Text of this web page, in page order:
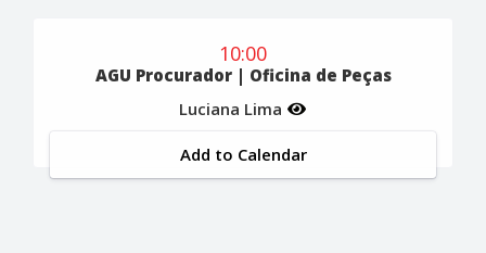
10:00
AGU Procurador | Oficina de Peças
Luciana Lima
Add to Calendar